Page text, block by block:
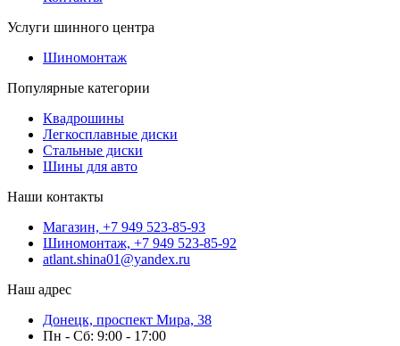
Услуги шинного центра
Шиномонтаж
Популярные категории
Квадрошины
Легкосплавные диски
Стальные диски
Шины для авто
Наши контакты
Магазин, +7 949 523-85-93
Шиномонтаж, +7 949 523-85-92
atlant.shina01@yandex.ru
Наш адрес
Донецк, проспект Мира, 38
Пн - Сб: 9:00 - 17:00